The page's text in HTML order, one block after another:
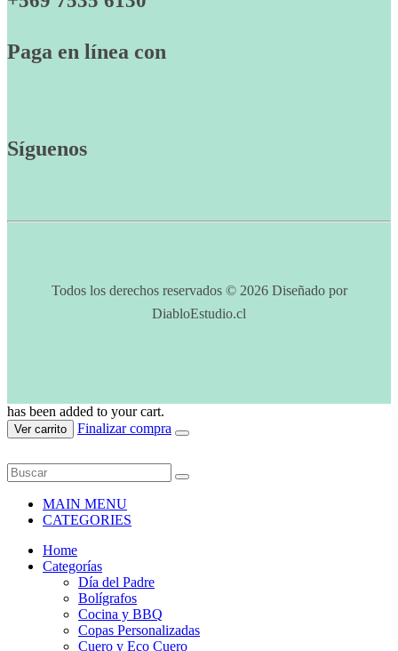
Paga en línea con
Síguenos
Todos los derechos reservados © 2026 Diseñado por
DiabloEstudio.cl
has been added to your cart.
Ver carrito Finalizar compra
MAIN MENU
CATEGORIES
Home
Categorías
Día del Padre
Bolígrafos
Cocina y BBQ
Copas Personalizadas
Cuero y Eco Cuero